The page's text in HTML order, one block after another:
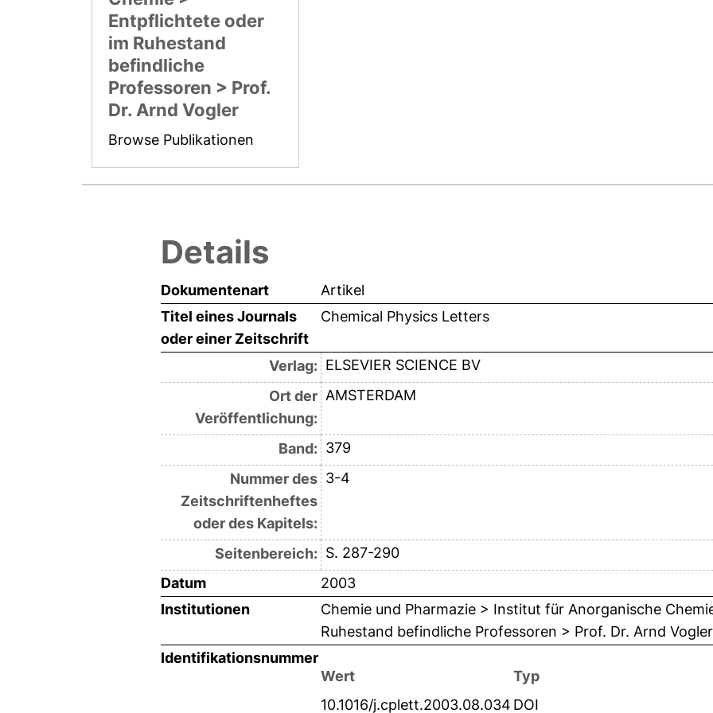
Entpflichtete oder
im Ruhestand
befindliche
Professoren > Prof.
Dr. Arnd Vogler
Browse Publikationen
Details
Dokumentenart
Artikel
Titel eines Journals
oder einer Zeitschrift
Chemical Physics Letters
Verlag: ELSEVIER SCIENCE BV
Ort der
Veröffentlichung:
AMSTERDAM
Band: 379
Nummer des
Zeitschriftenheftes
oder des Kapitels:
3-4
Seitenbereich: S. 287-290
Datum
2003
Institutionen
Chemie und Pharmazie > Institut für Anorganische
Ruhestand befindliche Professoren > Prof. Dr. Arnd Vogler
Identifikationsnummer
Wert
Typ
10.1016/j.cplett.2003.08.034 DOI